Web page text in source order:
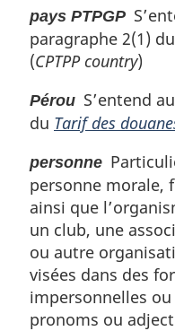
pays PTPGP
paragraphe 2(1) du
(CPTPP country)
Pérou S’entend
du Tarif des
personne
personne morale,
ainsi que
un club, une
ou autre
visées dans des
impersonnelles
pronoms ou